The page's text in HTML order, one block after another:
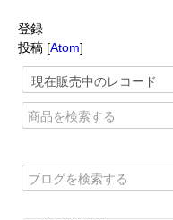
登録
投稿 [Atom]